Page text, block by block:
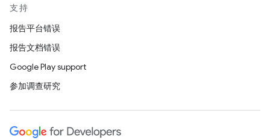
支持
报告平台错误
报告文档错误
Google Play support
参加调查研究